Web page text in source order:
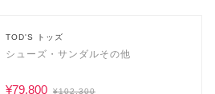
TOD'S トッズ
シューズ・サンダルその他
¥79,800 ¥102,300